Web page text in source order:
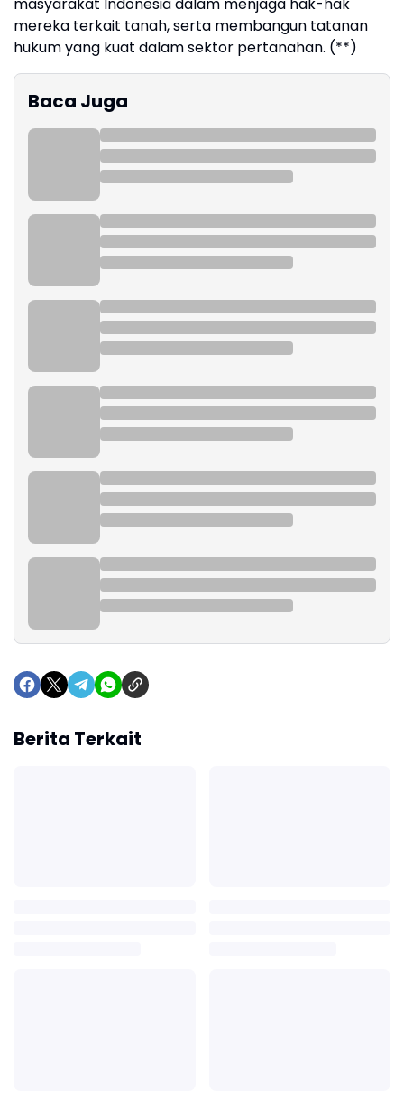
mereka terkait tanah, serta membangun tatanan
hukum yang kuat dalam sektor pertanahan. (**)
Baca Juga
Berita Terkait